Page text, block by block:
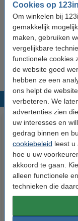
Cookies op
Om winkelen bij
gemakkelijk
maken, gebruiken
vergelijkbare
functionele cookies
de website goed
hebben ze een
ons helpt de
verbeteren. We
advertenties zien
uw interesses en
gedrag binnen en
cookiebeleid leest u
hoe u uw
akkoord te gaan.
alleen functionele
technieken die
€
123accu Xtreme
Penlite AA batterij